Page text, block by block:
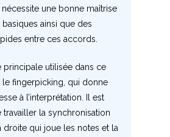
une bonne maîtrise
ainsi que des
entre ces accords.
principale utilisée dans ce
le fingerpicking, qui donne
à l’interprétation. Il est
travailler la synchronisation
droite qui joue les notes et la
S
T
U
V
W